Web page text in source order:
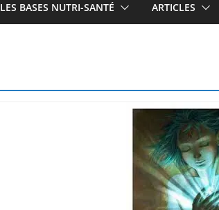
LES BASES NUTRI-SANTÉ ARTICLES